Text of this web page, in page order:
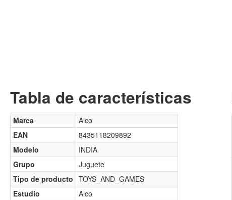
Tabla de características
Marca
Alco
EAN
8435118209892
Modelo
INDIA
Grupo
Juguete
Tipo de producto TOYS_AND_GAMES
Estudio
Alco